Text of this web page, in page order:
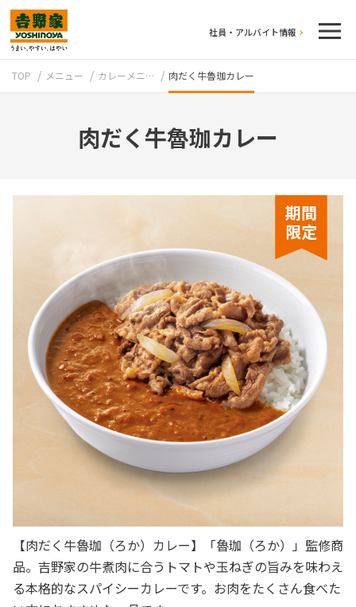
社員・アルバイト情報
牛丼のこだわり 吉野家の歴史
TOP メニュー カレーメニ… 肉だく牛魯珈カレー
肉だく牛魯珈カレー
期間
限定
【肉だく牛魯珈（ろか）カレー】「魯珈（ろか）」監修商
品。吉野家の牛煮肉に合うトマトや玉ねぎの旨みを味わえ
る本格的なスパイシーカレーです。お肉をたくさん食べた